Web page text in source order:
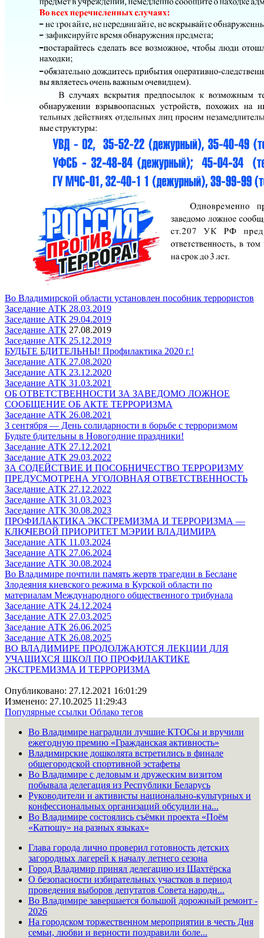
Во Владимирской области установлен пособник террористов
Заседание АТК 28.03.2019
Заседание АТК 29.04.2019
Заседание АТК 27.08.2019
Заседание АТК 25.12.2019
БУДЬТЕ БДИТЕЛЬНЫ! Профилактика 2020 г.!
Заседание АТК 27.08.2020
Заседание АТК 23.12.2020
Заседание АТК 31.03.2021
ОБ ОТВЕТСТВЕННОСТИ ЗА ЗАВЕДОМО ЛОЖНОЕ
СООБЩЕНИЕ ОБ АКТЕ ТЕРРОРИЗМА
Заседание АТК 26.08.2021
3 сентября — День солидарности в борьбе с терроризмом
Будьте бдительны в Новогодние праздники!
Заседание АТК 27.12.2021
Заседание АТК 29.03.2022
ЗА СОДЕЙСТВИЕ И ПОСОБНИЧЕСТВО ТЕРРОРИЗМУ
ПРЕДУСМОТРЕНА УГОЛОВНАЯ ОТВЕТСТВЕННОСТЬ
Заседание АТК 27.12.2022
Заседание АТК 31.03.2023
Заседание АТК 30.08.2023
ПРОФИЛАКТИКА ЭКСТРЕМИЗМА И ТЕРРОРИЗМА —
КЛЮЧЕВОЙ ПРИОРИТЕТ МЭРИИ ВЛАДИМИРА
Заседание АТК 11.03.2024
Заседание АТК 27.06.2024
Заседание АТК 30.08.2024
Во Владимире почтили память жертв трагедии в Беслане
Злодеяния киевского режима в Курской области по
материалам Международного общественного трибунала
Заседание АТК 24.12.2024
Заседание АТК 27.03.2025
Заседание АТК 26.06.2025
Заседание АТК 26.08.2025
ВО ВЛАДИМИРЕ ПРОДОЛЖАЮТСЯ ЛЕКЦИИ ДЛЯ
УЧАЩИХСЯ ШКОЛ ПО ПРОФИЛАКТИКЕ
ЭКСТРЕМИЗМА И ТЕРРОРИЗМА
Опубликовано: 27.12.2021 16:01:29
Изменено: 27.10.2025 11:29:43
Популярные ссылки Облако тегов
Во Владимире наградили лучшие КТОСы и вручили
ежегодную премию «Гражданская активность»
Владимирские дошколята встретились в финале
общегородской спортивной эстафеты
Во Владимире с деловым и дружеским визитом
побывала делегация из Республики Беларусь
Руководители и активисты национально-культурных и
конфессиональных организаций обсудили на...
Во Владимире состоялись съёмки проекта «Поём
«Катюшу» на разных языках»
Глава города лично проверил готовность детских
загородных лагерей к началу летнего сезона
Город Владимир принял делегацию из Шахтёрска
О безопасности избирательных участков в период
проведения выборов депутатов Совета народн...
Во Владимире завершается большой дорожный ремонт -
2026
На городском торжественном мероприятии в честь Дня
семьи, любви и верности поздравили боле...